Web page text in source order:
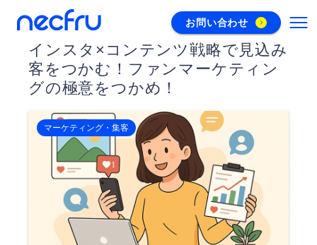
お問い合わせ
インスタ×コンテンツ戦略で見込み
客をつかむ！ファンマーケティン
グの極意をつかめ！
マーケティング・集客